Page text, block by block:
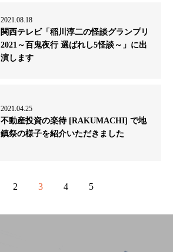
2021.08.18
関西テレビ「稲川淳二の怪談グランプリ
2021～百鬼夜行 選ばれし5怪談～」に出
演します
2021.04.25
不動産投資の楽待 [RAKUMACHI] で地
鎮祭の様子を紹介いただきました
2 3 4 5